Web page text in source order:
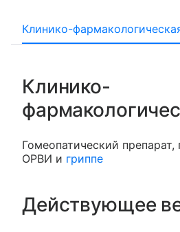
Клинико-
Клинико-
Гомеопатический
ОРВИ и гриппе
Действующее